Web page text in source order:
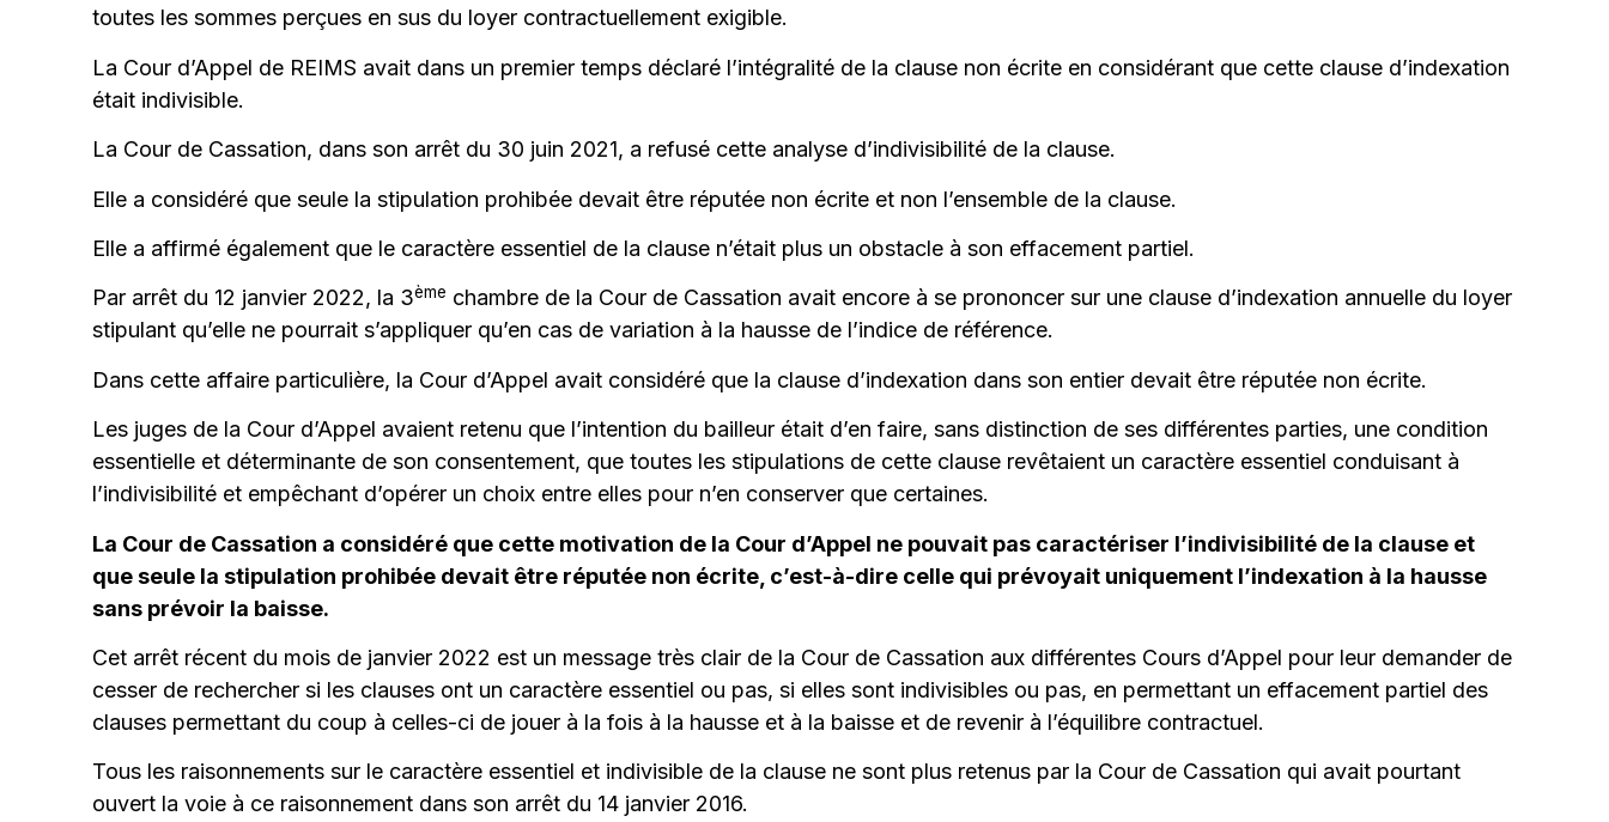
toutes les sommes perçues en sus du loyer contractuellement exigible.
La Cour d’Appel de REIMS avait dans un premier temps déclaré l’intégralité de la clause non écrite en considérant que cette clause d’indexation
était indivisible.
La Cour de Cassation, dans son arrêt du 30 juin 2021, a refusé cette analyse d’indivisibilité de la clause.
Elle a considéré que seule la stipulation prohibée devait être réputée non écrite et non l’ensemble de la clause.
Elle a affirmé également que le caractère essentiel de la clause n’était plus un obstacle à son effacement partiel.
Par arrêt du 12 janvier 2022, la 3ème chambre de la Cour de Cassation avait encore à se prononcer sur une clause d’indexation annuelle du loyer
stipulant qu’elle ne pourrait s’appliquer qu’en cas de variation à la hausse de l’indice de référence.
Dans cette affaire particulière, la Cour d’Appel avait considéré que la clause d’indexation dans son entier devait être réputée non écrite.
Les juges de la Cour d’Appel avaient retenu que l’intention du bailleur était d’en faire, sans distinction de ses différentes parties, une condition
essentielle et déterminante de son consentement, que toutes les stipulations de cette clause revêtaient un caractère essentiel conduisant à
l’indivisibilité et empêchant d’opérer un choix entre elles pour n’en conserver que certaines.
La Cour de Cassation a considéré que cette motivation de la Cour d’Appel ne pouvait pas caractériser l’indivisibilité de la clause et
que seule la stipulation prohibée devait être réputée non écrite, c’est-à-dire celle qui prévoyait uniquement l’indexation à la hausse
sans prévoir la baisse.
Cet arrêt récent du mois de janvier 2022 est un message très clair de la Cour de Cassation aux différentes Cours d’Appel pour leur demander de
cesser de rechercher si les clauses ont un caractère essentiel ou pas, si elles sont indivisibles ou pas, en permettant un effacement partiel des
clauses permettant du coup à celles-ci de jouer à la fois à la hausse et à la baisse et de revenir à l’équilibre contractuel.
Tous les raisonnements sur le caractère essentiel et indivisible de la clause ne sont plus retenus par la Cour de Cassation qui avait pourtant
ouvert la voie à ce raisonnement dans son arrêt du 14 janvier 2016.